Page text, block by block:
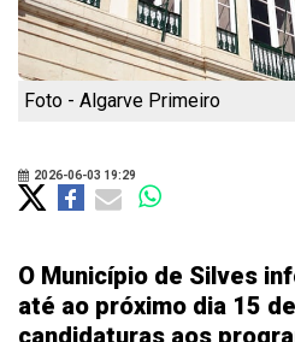
Foto - Algarve Primeiro
2026-06-03 19:29
O Município de Silves
até ao próximo dia 15
candidaturas aos